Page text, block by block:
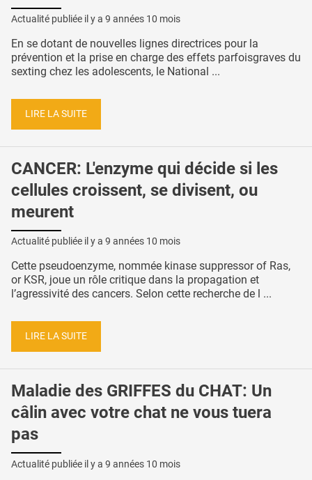
Actualité publiée il y a 9 années 10 mois
En se dotant de nouvelles lignes directrices pour la
prévention et la prise en charge des effets parfoisgraves du
sexting chez les adolescents, le National ...
LIRE LA SUITE
CANCER: L'enzyme qui décide si les
cellules croissent, se divisent, ou
meurent
Actualité publiée il y a 9 années 10 mois
Cette pseudoenzyme, nommée kinase suppressor of Ras,
or KSR, joue un rôle critique dans la propagation et
l’agressivité des cancers. Selon cette recherche de l ...
LIRE LA SUITE
Maladie des GRIFFES du CHAT: Un
câlin avec votre chat ne vous tuera
pas
Actualité publiée il y a 9 années 10 mois